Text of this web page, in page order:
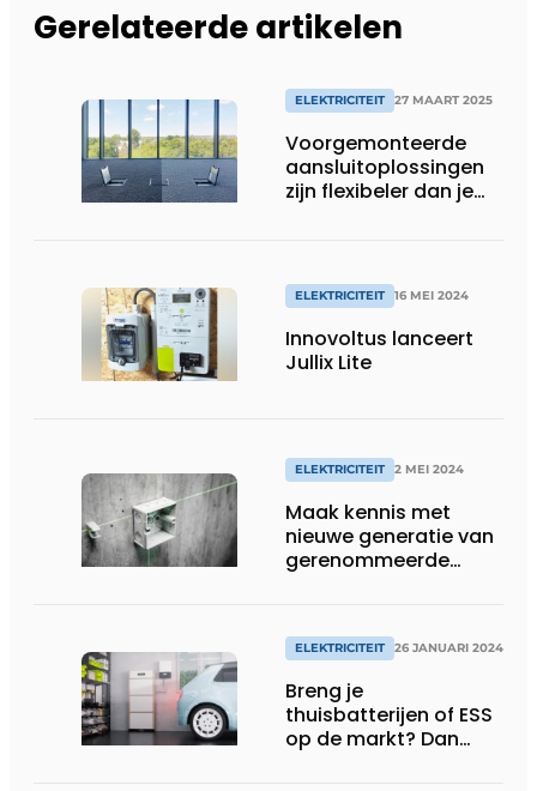
Gerelateerde artikelen
ELEKTRICITEIT 27 MAART 2025
Voorgemonteerde
aansluitoplossingen
zijn flexibeler dan je
ELEKTRICITEIT 16 MEI 2024
Innovoltus lanceert
Jullix Lite
ELEKTRICITEIT 2 MEI 2024
Maak kennis met
nieuwe generatie van
gerenommeerde
ELEKTRICITEIT 26 JANUARI 2024
Breng je
thuisbatterijen of ESS
op de markt? Dan